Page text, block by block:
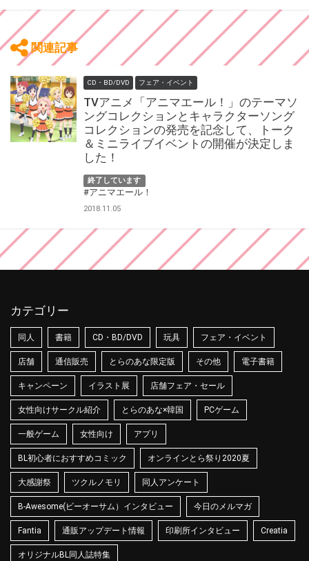
関連記事
CD・BD/DVD フェア・イベント
TVアニメ「アニマエール！」のテーマソ
ングコレクションとキャラクターソング
コレクションの発売を記念して、トーク
＆ミニライブイベントの開催が決定しま
した！
終了しています
#アニマエール！
2018.11.05
カテゴリー
同人 書籍 CD・BD/DVD 玩具 フェア・イベント
店舗 通信販売 とらのあな限定版 その他 電子書籍
キャンペーン イラスト展 店舗フェア・セール
女性向けサークル紹介 とらのあな×韓国 PCゲーム
一般ゲーム 女性向け アプリ
BL初心者におすすめコミック オンラインとら祭り2020夏
大感謝祭 ツクルノモリ 同人アンケート
B-Awesome(ビーオーサム）インタビュー 今日のメルマガ
Fantia 通販アップデート情報 印刷所インタビュー Creatia
オリジナルBL同人誌特集